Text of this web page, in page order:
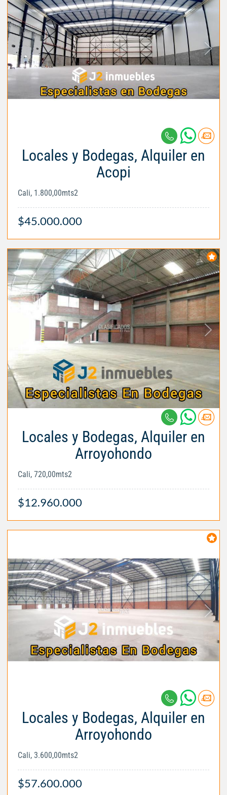
Locales y Bodegas, Alquiler en
Acopi
Cali, 1.800,00mts2
$45.000.000
Locales y Bodegas, Alquiler en
Arroyohondo
Cali, 720,00mts2
$12.960.000
Locales y Bodegas, Alquiler en
Arroyohondo
Cali, 3.600,00mts2
$57.600.000